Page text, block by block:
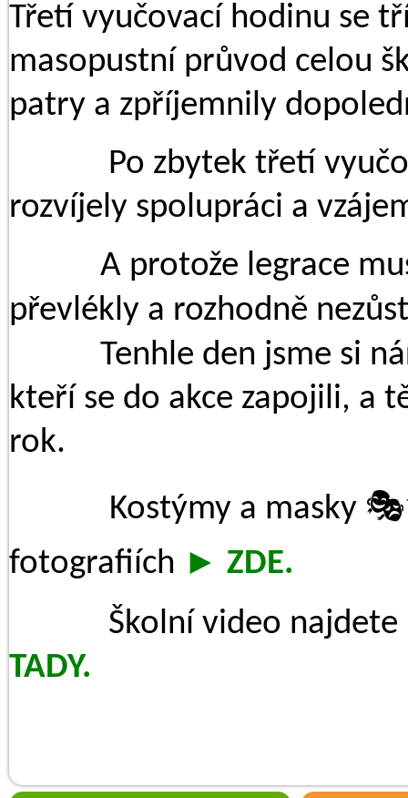
Třetí vyučovací hodinu se
masopustní průvod celou
patry a zpříjemnily
Po zbytek třetí
rozvíjely spolupráci a
A protože legrace
převlékly a rozhodně
Tenhle den jsme si
kteří se do akce zapojili, a
rok.
Kostýmy a masky
fotografiích ► ZDE.
Školní video najdete
TADY.